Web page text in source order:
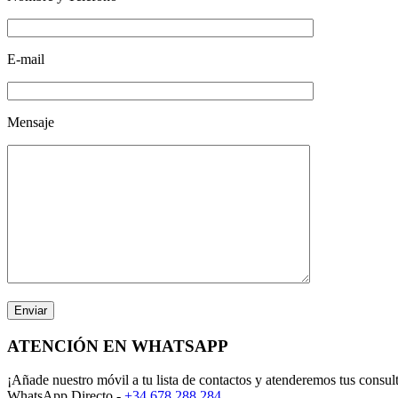
E-mail
Mensaje
ATENCIÓN EN WHATSAPP
¡Añade nuestro móvil a tu lista de contactos y atenderemos tus